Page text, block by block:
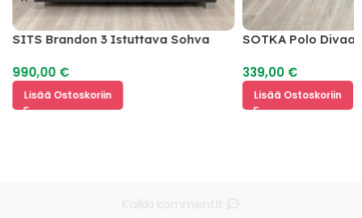
SITS Brandon 3 Istuttava Sohva
990,00 €
Lisää Ostoskoriin
SOTKA Polo
339,00 €
Lisää Ostoskoriin